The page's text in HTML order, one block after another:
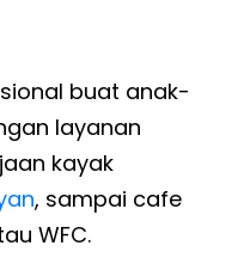
buat anak-
layanan
kayak
, sampai cafe
WFC.